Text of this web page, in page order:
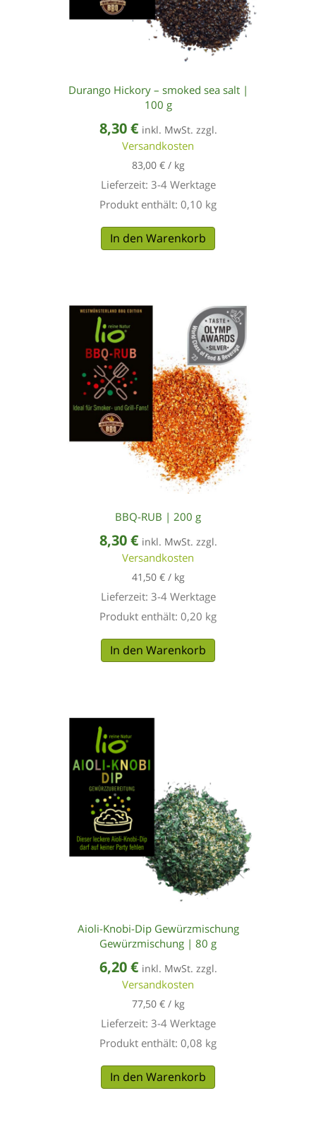
Durango Hickory – smoked sea salt |
100 g
8,30€ inkl. MwSt. zzgl.
Versandkosten
83,00 €/ kg
Lieferzeit: 3-4 Werktage
Produkt enthält: 0,10 kg
In den Warenkorb
BBQ-RUB | 200 g
8,30€ inkl. MwSt. zzgl.
Versandkosten
41,50 €/ kg
Lieferzeit: 3-4 Werktage
Produkt enthält: 0,20 kg
In den Warenkorb
Aioli-Knobi-Dip Gewürzmischung
Gewürzmischung | 80 g
6,20€ inkl. MwSt. zzgl.
Versandkosten
77,50 €/ kg
Lieferzeit: 3-4 Werktage
Produkt enthält: 0,08 kg
In den Warenkorb